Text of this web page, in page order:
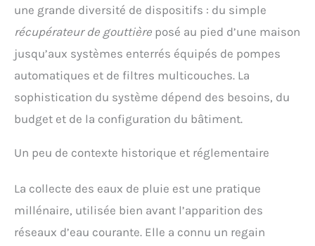
une grande diversité de dispositifs : du simple
récupérateur de gouttière posé au pied d’une maison
jusqu’aux systèmes enterrés équipés de pompes
automatiques et de filtres multicouches. La
sophistication du système dépend des besoins, du
budget et de la configuration du bâtiment.
Un peu de contexte historique et réglementaire
La collecte des eaux de pluie est une pratique
millénaire, utilisée bien avant l’apparition des
réseaux d’eau courante. Elle a connu un regain